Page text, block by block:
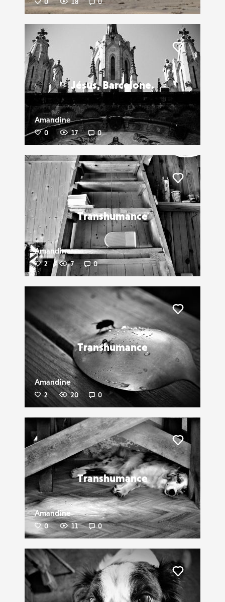
Jésus, Barcelone.
Amandine
0 17 0
Liker
Transhumance
Amandine
2 7 0
Liker
Transhumance
Amandine
2 20 0
Transhumance
Amandine
0 11 0